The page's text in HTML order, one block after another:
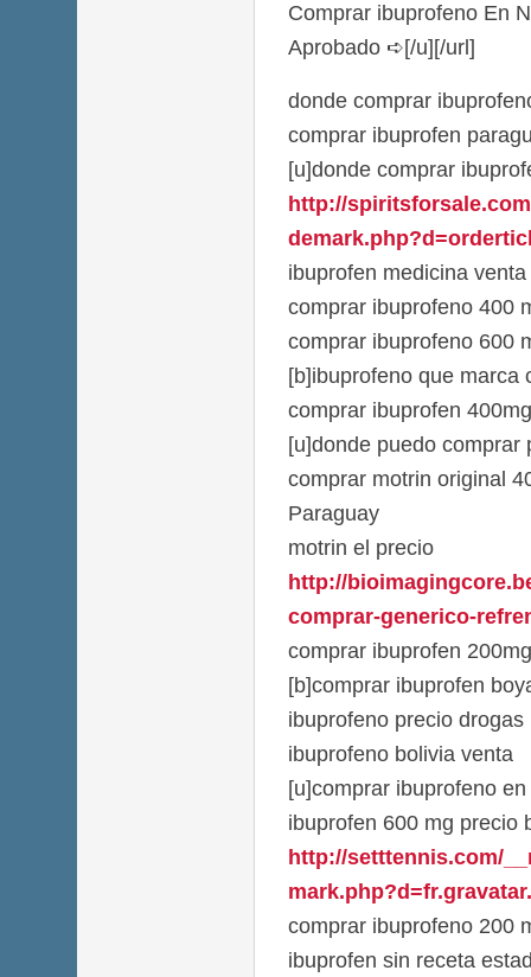
Comprar ibuprofeno En
Aprobado ➪[/u][/url]
donde comprar
comprar ibuprofen
[u]donde comprar
http://
ibuprofen medicina venta
comprar ibuprofeno 400
comprar ibuprofeno 600
[b]ibuprofeno que marca
comprar ibuprofen
[u]donde puedo comprar
comprar motrin original
Paraguay
motrin el precio
http://
comprar-generico-
comprar ibuprofen
[b]comprar ibuprofen
ibuprofeno precio
ibuprofeno bolivia venta
[u]comprar ibuprofeno
ibuprofen 600 mg precio
http://setttennis.com/
comprar ibuprofeno 200
ibuprofen sin receta